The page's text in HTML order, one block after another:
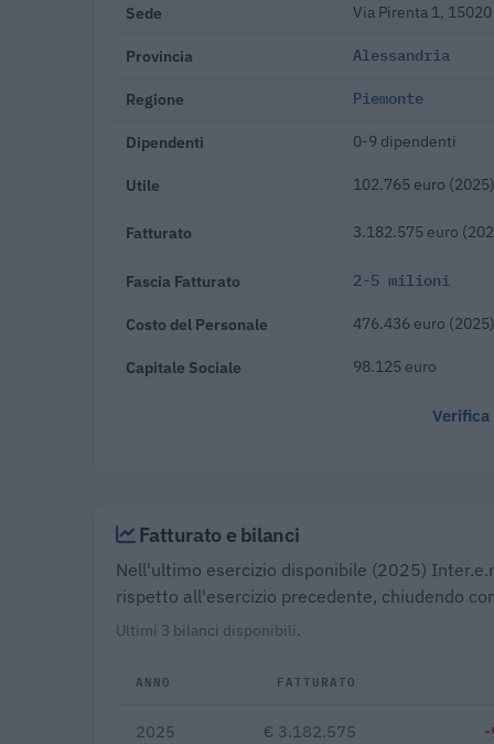
Sede Via Pirenta 1,
Provincia Alessandria
Regione Piemonte
Dipendenti 0-9 dipendenti
Utile 102.765 euro (2025)
Fatturato 3.182.575 euro
Fascia Fatturato 2-5 milioni
Costo del Personale 476.436 euro (2025)
Capitale Sociale 98.125 euro
Fatturato e bilanci
Nell'ultimo esercizio disponibile (2025)
rispetto all'esercizio precedente, chiudendo
Ultimi 3 bilanci disponibili.
ANNO FATTURATO
2025 € 3.182.575